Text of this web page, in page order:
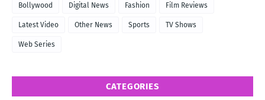
Bollywood Digital News Fashion Film Reviews
Latest Video Other News Sports TV Shows
Web Series
CATEGORIES